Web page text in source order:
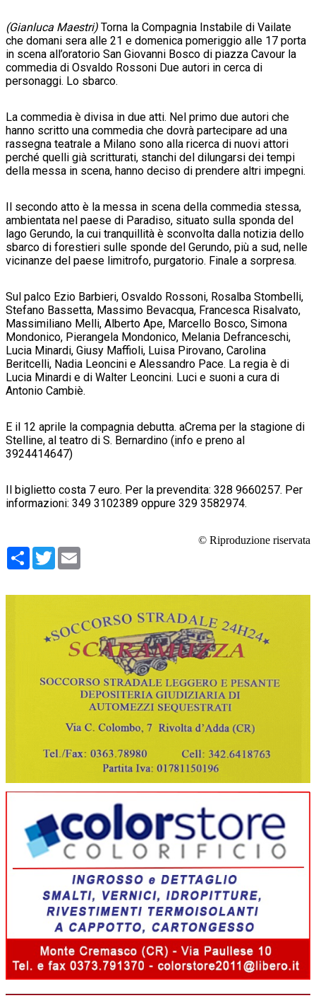
(Gianluca Maestri) Torna la Compagnia Instabile di Vailate
che domani sera alle 21 e domenica pomeriggio alle 17 porta
in scena all’oratorio San Giovanni Bosco di piazza Cavour la
commedia di Osvaldo Rossoni Due autori in cerca di
personaggi. Lo sbarco.
La commedia è divisa in due atti. Nel primo due autori che
hanno scritto una commedia che dovrà partecipare ad una
rassegna teatrale a Milano sono alla ricerca di nuovi attori
perché quelli già scritturati, stanchi del dilungarsi dei tempi
della messa in scena, hanno deciso di prendere altri impegni.
Il secondo atto è la messa in scena della commedia stessa,
ambientata nel paese di Paradiso, situato sulla sponda del
lago Gerundo, la cui tranquillità è sconvolta dalla notizia dello
sbarco di forestieri sulle sponde del Gerundo, più a sud, nelle
vicinanze del paese limitrofo, purgatorio. Finale a sorpresa.
Sul palco Ezio Barbieri, Osvaldo Rossoni, Rosalba Stombelli,
Stefano Bassetta, Massimo Bevacqua, Francesca Risalvato,
Massimiliano Melli, Alberto Ape, Marcello Bosco, Simona
Mondonico, Pierangela Mondonico, Melania Defranceschi,
Lucia Minardi, Giusy Maffioli, Luisa Pirovano, Carolina
Beritcelli, Nadia Leoncini e Alessandro Pace. La regia è di
Lucia Minardi e di Walter Leoncini. Luci e suoni a cura di
Antonio Cambiè.
E il 12 aprile la compagnia debutta. aCrema per la stagione di
Stelline, al teatro di S. Bernardino (info e preno al
3924414647)
Il biglietto costa 7 euro. Per la prevendita: 328 9660257. Per
informazioni: 349 3102389 oppure 329 3582974.
© Riproduzione riservata
Condividi
Twitter